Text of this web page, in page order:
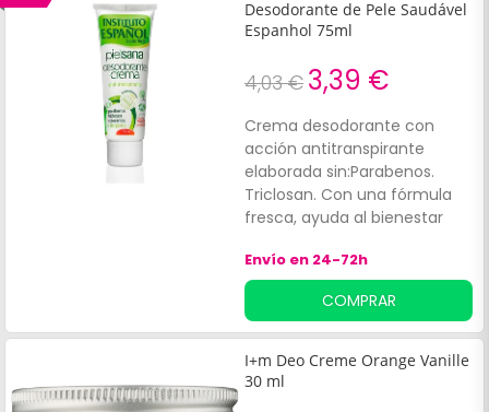
Desodorante de Pele Saudável
Espanhol 75ml
4,03 € 3,39 €
Crema desodorante con
acción antitranspirante
elaborada sin:Parabenos.
Triclosan. Con una fórmula
fresca, ayuda al bienestar
hidratante. A base de un
activo natural 100% natural.
Envío en 24-72h
COMPRAR
I+m Deo Creme Orange Vanille
30 ml